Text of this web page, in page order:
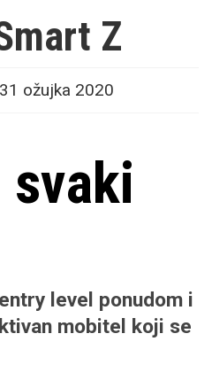
Z
31 ožujka 2020
svaki
level ponudom i
mobitel koji se